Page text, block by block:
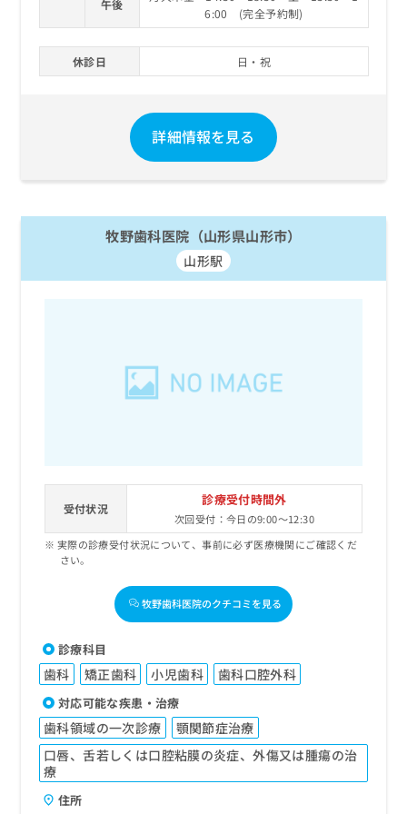
午後
6:00 (完全予約制)
休診日 日・祝
詳細情報を見る
牧野歯科医院（山形県山形市）
山形駅
受付状況
診療受付時間外
次回受付：今日の9:00～12:30
実際の診療受付状況について、事前に必ず医療機関にご確認くだ
さい。
牧野歯科医院のクチコミを見る
診療科目
歯科 矯正歯科 小児歯科 歯科口腔外科
対応可能な疾患・治療
歯科領域の一次診療
顎関節症治療
口唇、舌若しくは口腔粘膜の炎症、外傷又は腫瘍の治
療
住所